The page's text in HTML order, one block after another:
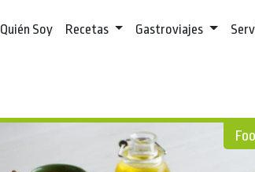
Quién Soy Recetas Gastroviajes